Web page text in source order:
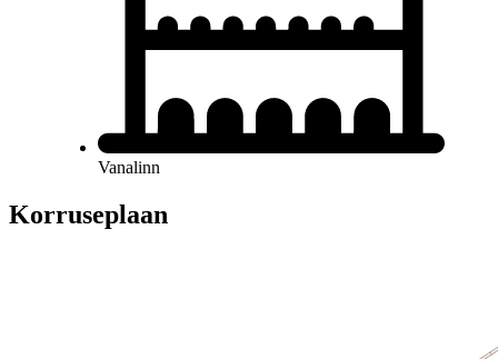
Vanalinn
Korruseplaan